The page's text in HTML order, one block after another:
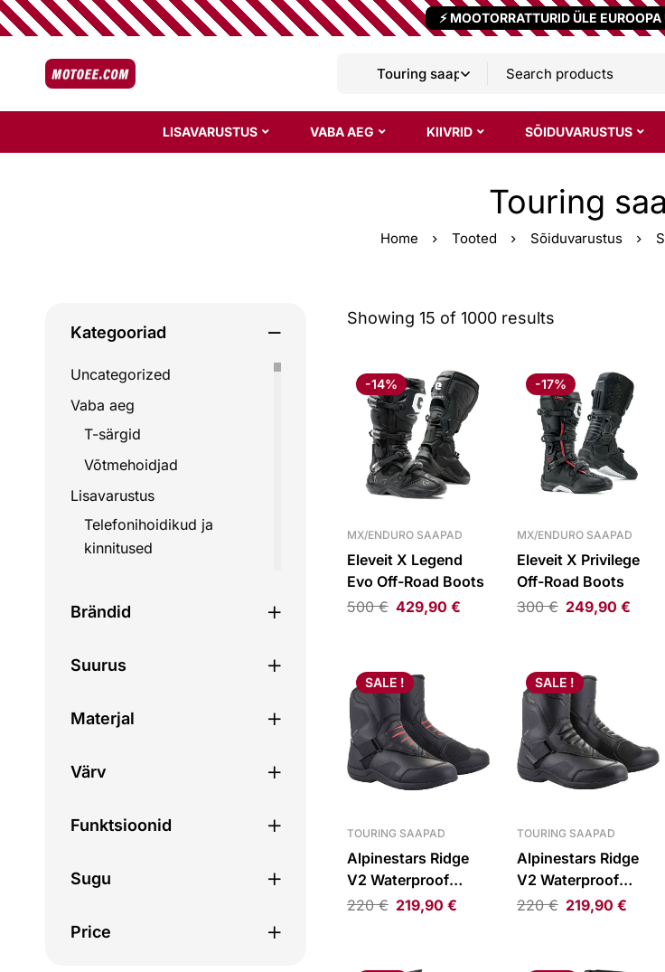
⚡ MOOTORRATTURID ÜLE
LISAVARUSTUS VABA AEG KIIVRID SÕIDUVARUSTUS
Touring
Home Tooted Sõiduvarustus
Kategooriad
Uncategorized
Vaba aeg
T-särgid
Võtmehoidjad
Lisavarustus
Telefonihoidikud ja
kinnitused
Kohvrid ja kotid
Rihmad
Seljakotid
Niisutuskotid
Brändid
Suurus
Materjal
Värv
Funktsioonid
Sugu
Price
Showing 15 of 1000 results
-14%
MX/ENDURO SAAPAD
Eleveit X Legend
Evo Off-Road Boots
500€ 429,90 €
-17%
MX/ENDURO SAAPAD
Eleveit X Privilege
Off-Road Boots
300€ 249,90 €
SALE !
TOURING SAAPAD
Alpinestars Ridge
V2 Waterproof
Boots Black/Red
220€ 219,90 €
SALE !
TOURING SAAPAD
Alpinestars Ridge
V2 Waterproof
Boots Black
220€ 219,90 €